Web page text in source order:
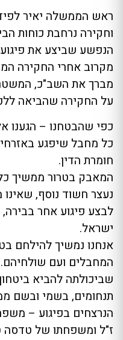
ראש הממשלה יאיר
וחקירה נרחבת כוחות
הנפשע שביצע את
מקרוב אחרי החקירה
מברך את השב"כ,
על החקירה שהביאה
כפי שהבטחנו – הגענו
כל מחבל שיפגע
חומרת הדין.
המאבק בטרור ממשיך
נעצר חשוד נוסף, שאינו
לבצע פיגוע אחר בבירה,
ישראל.
אנחנו נמשיך להילחם
המחבלים ועם
שביכולתה להביא
תנחומים, בשמי ובשם
הנרצחים בפיגוע –
ז"ל ומשפחתו של טדסה